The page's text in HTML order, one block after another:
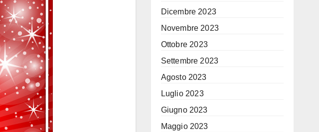
Dicembre 2023
Novembre 2023
Ottobre 2023
Settembre 2023
Agosto 2023
Luglio 2023
Giugno 2023
Maggio 2023